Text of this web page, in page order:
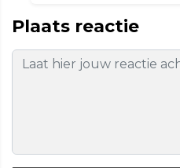
Plaats reactie